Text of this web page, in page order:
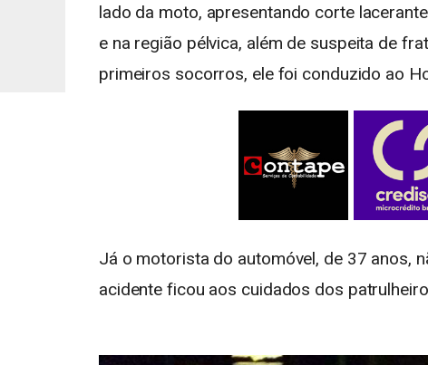
lado da moto, apresentando corte
e na região pélvica, além de suspeita de
primeiros socorros, ele foi conduzido ao
Já o motorista do automóvel, de 37 anos,
acidente ficou aos cuidados dos